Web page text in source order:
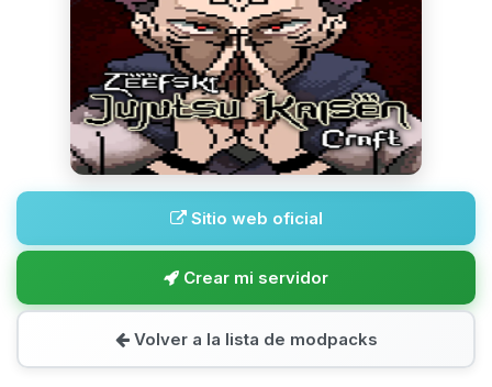
Sitio web oficial
Crear mi servidor
Volver a la lista de modpacks